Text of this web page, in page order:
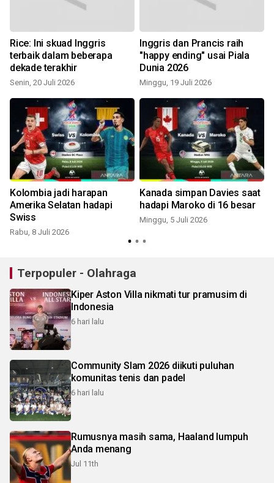
Rice: Ini skuad Inggris
terbaik dalam beberapa
dekade terakhir
Senin, 20 Juli 2026
Inggris dan Prancis raih
"happy ending" usai Piala
Dunia 2026
Minggu, 19 Juli 2026
Kolombia jadi harapan
Amerika Selatan hadapi
Swiss
Rabu, 8 Juli 2026
Kanada simpan Davies saat
hadapi Maroko di 16 besar
Minggu, 5 Juli 2026
Terpopuler - Olahraga
Kiper Aston Villa nikmati tur pramusim di
Indonesia
6 hari lalu
Community Slam 2026 diikuti puluhan
komunitas tenis dan padel
6 hari lalu
Rumusnya masih sama, Haaland lumpuh
Anda menang
Jul 11th